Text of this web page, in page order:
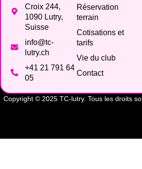
Croix 244,
1090 Lutry,
Suisse
info@tc-
lutry.ch
+41 21 791 64
05
Réservation
terrain
Cotisations et
tarifs
Vie du club
Contact
Copyright © 2025 TC-lutry. Tous les droits